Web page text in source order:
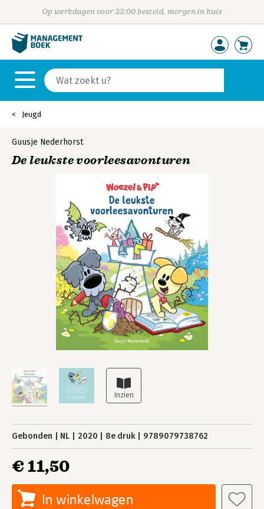
Op werkdagen voor 23:00 besteld, morgen in huis
Jeugd
Guusje Nederhorst
De leukste voorleesavonturen
Gebonden NL 2020 8e druk 9789079738762
€ 11,50
In winkelwagen